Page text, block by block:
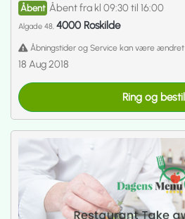
Åbent Åbent fra kl 09:30 til 16:00
Algade 48, 4000 Roskilde
Åbningstider og Service kan være ændret
18 Aug 2018
Ring og bestil